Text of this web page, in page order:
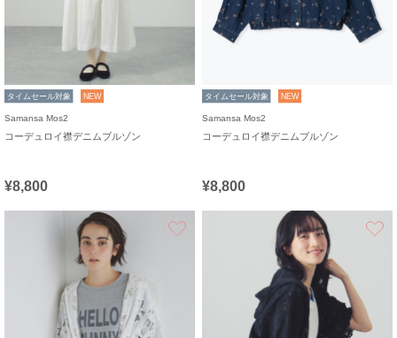
タイムセール対象 NEW
Samansa Mos2
コーデュロイ襟デニムブルゾン
¥8,800
タイムセール対象 NEW
Samansa Mos2
コーデュロイ襟デニムブルゾン
¥8,800